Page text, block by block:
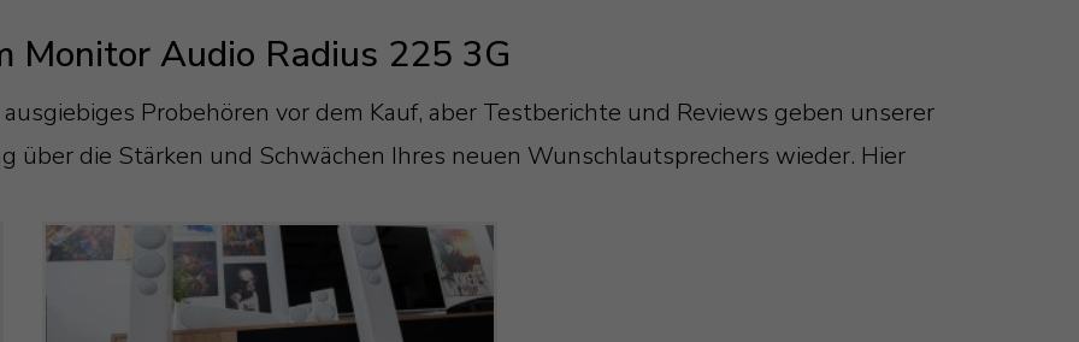
bei, Sie müssen sie
Wahl und genießen Sie Musik und
von hinten durch das
Bolt Through-Technologie.
Befestigung auch klangliche Vorteile.
eingelassen und die Fixierung
Stabilität des Gehäuses.
Monitor Audio Radius 225 3G
Probehören vor dem Kauf, aber Testberichte und Reviews geben unserer
über die Stärken und Schwächen Ihres neuen Wunschlautsprechers wieder. Hier